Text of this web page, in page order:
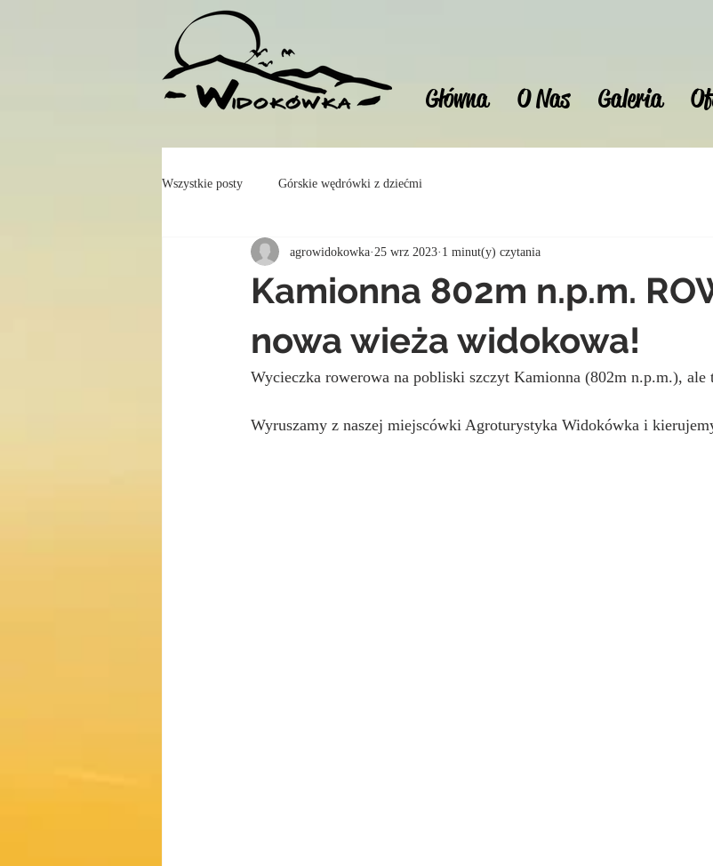
Główna O Nas Galeria
Wszystkie posty Górskie wędrówki z dziećmi
Kamionna 802m n.p.m.
nowa wieża widokowa!
agrowidokowka 25 wrz 2023 1 minut(y) czytania
Wycieczka rowerowa na pobliski szczyt Kamionna (802m n.p.m.), ale
Wyruszamy z naszej miejscówki Agroturystyka Widokówka i